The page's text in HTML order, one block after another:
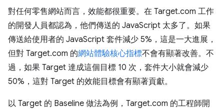
對任何零售網站而言，效能都很重要。在 Target.com 工作
的開發人員都認為，他們傳送的 JavaScript 太多了。如果
傳送給使用者的 JavaScript 套件減少 5%，這是一大進展，
但對 Target.com 的網站體驗核心指標不會有顯著改善。不
過，如果 Target 達成這個目標 10 次，套件大小就會減少
50%，這對 Target 的效能目標會有顯著貢獻。
以 Target 的 Baseline 做法為例，Target.com 的工程師開